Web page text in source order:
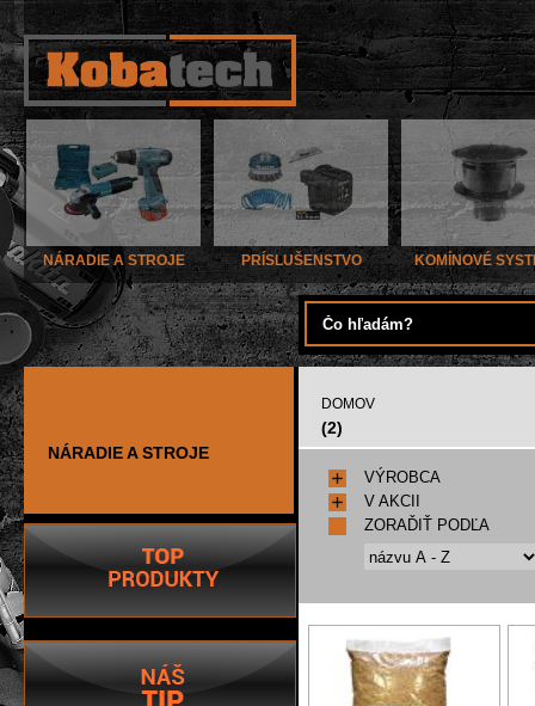
NÁRADIE A STROJE PRÍSLUŠENSTVO KOMÍNOVÉ
NÁRADIE A STROJE
DOMOV
(2)
VÝROBCA
V AKCII
ZORAĎIŤ PODĽA